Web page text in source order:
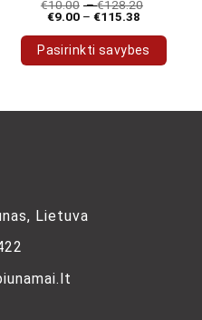
€10.00 –€128.20
€9.00 – €115.38
Pasirinkti savybes
has
Lietuva